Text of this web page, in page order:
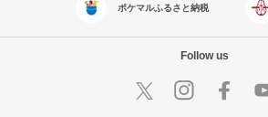
ポケマルふるさと納税
Follow us